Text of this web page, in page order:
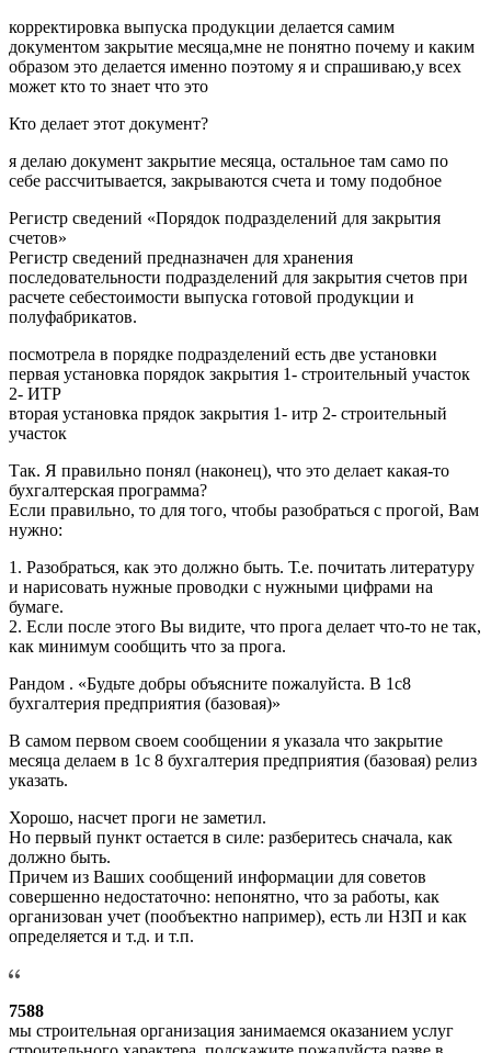
корректировка выпуска продукции делается самим
документом закрытие месяца,мне не понятно почему и каким
образом это делается именно поэтому я и спрашиваю,у всех
может кто то знает что это
Кто делает этот документ?
я делаю документ закрытие месяца, остальное там само по
себе рассчитывается, закрываются счета и тому подобное
Регистр сведений «Порядок подразделений для закрытия
счетов»
Регистр сведений предназначен для хранения
последовательности подразделений для закрытия счетов при
расчете себестоимости выпуска готовой продукции и
полуфабрикатов.
посмотрела в порядке подразделений есть две установки
первая установка порядок закрытия 1- строительный участок
2- ИТР
вторая установка прядок закрытия 1- итр 2- строительный
участок
Так. Я правильно понял (наконец), что это делает какая-то
бухгалтерская программа?
Если правильно, то для того, чтобы разобраться с прогой, Вам
нужно:
1. Разобраться, как это должно быть. Т.е. почитать литературу
и нарисовать нужные проводки с нужными цифрами на
бумаге.
2. Если после этого Вы видите, что прога делает что-то не так,
как минимум сообщить что за прога.
Рандом . «Будьте добры объясните пожалуйста. В 1с8
бухгалтерия предприятия (базовая)»
В самом первом своем сообщении я указала что закрытие
месяца делаем в 1с 8 бухгалтерия предприятия (базовая) релиз
указать.
Хорошо, насчет проги не заметил.
Но первый пункт остается в силе: разберитесь сначала, как
должно быть.
Причем из Ваших сообщений информации для советов
совершенно недостаточно: непонятно, что за работы, как
организован учет (пообъектно например), есть ли НЗП и как
определяется и т.д. и т.п.
7588
мы строительная организация занимаемся оказанием услуг